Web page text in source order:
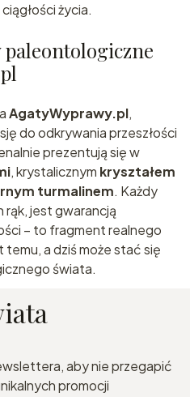
życia.
paleontologiczne
AgatyWyprawy.pl,
do odkrywania przeszłości
prezentują się w
, krystalicznym kryształem
turmalinem. Każdy
rąk, jest gwarancją
– to fragment realnego
temu, a dziś może stać się
świata.
aby nie przegapić
promocji